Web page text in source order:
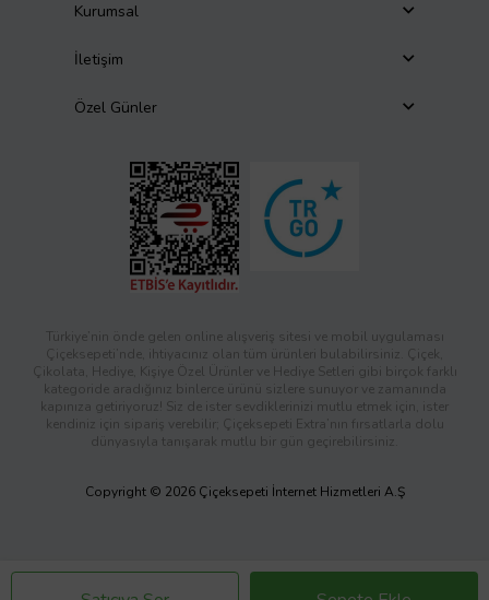
Kurumsal
İletişim
Özel Günler
Türkiye’nin önde gelen online alışveriş sitesi ve mobil uygulaması
Çiçeksepeti’nde, ihtiyacınız olan tüm ürünleri bulabilirsiniz. Çiçek,
Çikolata, Hediye, Kişiye Özel Ürünler ve Hediye Setleri gibi birçok farklı
kategoride aradığınız binlerce ürünü sizlere sunuyor ve zamanında
kapınıza getiriyoruz! Siz de ister sevdiklerinizi mutlu etmek için, ister
kendiniz için sipariş verebilir; Çiçeksepeti Extra’nın fırsatlarla dolu
dünyasıyla tanışarak mutlu bir gün geçirebilirsiniz.
Copyright © 2026 Çiçeksepeti İnternet Hizmetleri A.Ş